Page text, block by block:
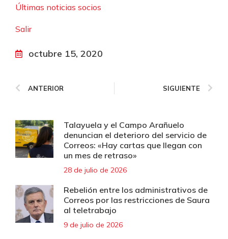
Últimas noticias socios
Salir
octubre 15, 2020
ANTERIOR SIGUIENTE
Talayuela y el Campo Arañuelo
denuncian el deterioro del servicio de
Correos: «Hay cartas que llegan con
un mes de retraso»
28 de julio de 2026
Rebelión entre los administrativos de
Correos por las restricciones de Saura
al teletrabajo
9 de julio de 2026